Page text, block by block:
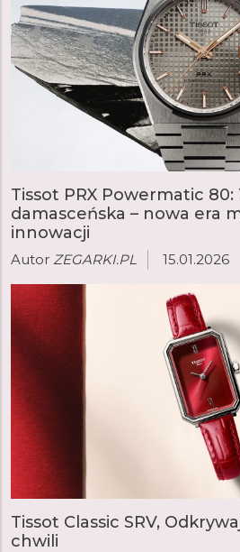
Tissot PRX Powermatic 80:
damasceńska – nowa era
innowacji
Autor ZEGARKI.PL 15.01.2026
Tissot Classic SRV,
chwili